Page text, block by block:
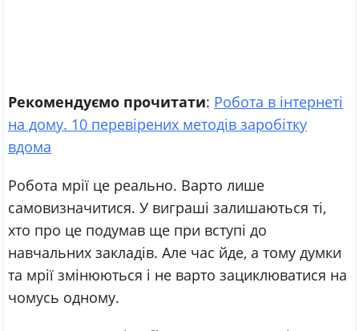
Рекомендуємо прочитати: Робота в інтернеті
на дому. 10 перевірених методів заробітку
вдома
Робота мрії це реально. Варто лише
самовизначитися. У виграші залишаються ті,
хто про це подумав ще при вступі до
навчальних закладів. Але час йде, а тому думки
та мрії змінюються і не варто зациклюватися на
чомусь одному.